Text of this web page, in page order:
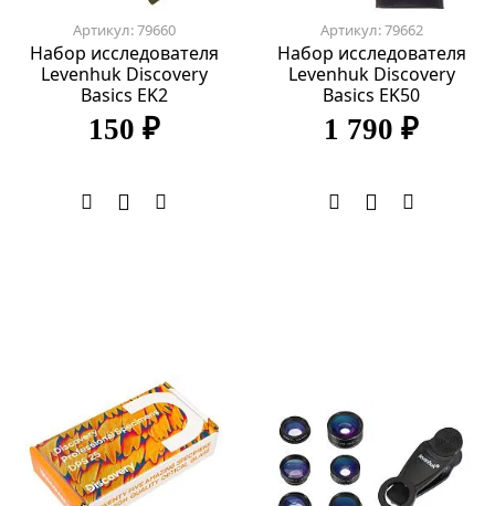
Артикул: 79660
Набор исследователя
Levenhuk Discovery
Basics EK2
150 ₽
Артикул: 79662
Набор исследователя
Levenhuk Discovery
Basics EK50
1 790 ₽